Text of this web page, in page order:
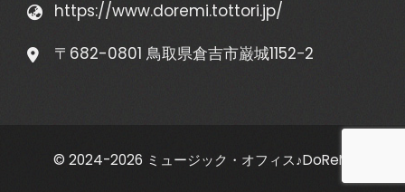
https://www.doremi.tottori.jp/
〒682-0801 鳥取県倉吉市巌城1152−2
© 2024-2026 ミュージック・オフィス♪DoReMi